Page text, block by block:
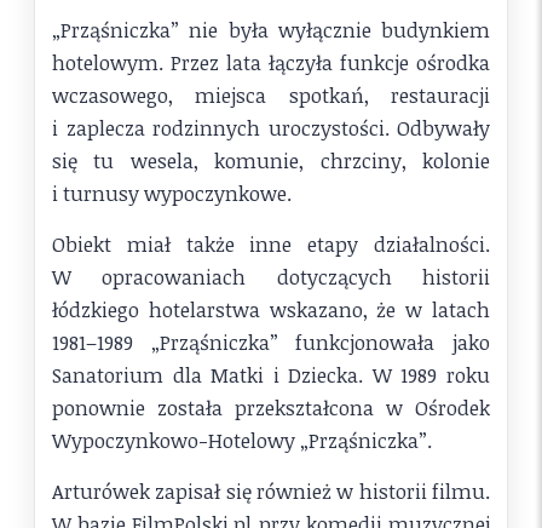
„Prząśniczka” nie była wyłącznie budynkiem
hotelowym. Przez lata łączyła funkcje ośrodka
wczasowego, miejsca spotkań, restauracji
i zaplecza rodzinnych uroczystości. Odbywały
się tu wesela, komunie, chrzciny, kolonie
i turnusy wypoczynkowe.
Obiekt miał także inne etapy działalności.
W opracowaniach dotyczących historii
łódzkiego hotelarstwa wskazano, że w latach
1981–1989 „Prząśniczka” funkcjonowała jako
Sanatorium dla Matki i Dziecka. W 1989 roku
ponownie została przekształcona w Ośrodek
Wypoczynkowo-Hotelowy „Prząśniczka”.
Arturówek zapisał się również w historii filmu.